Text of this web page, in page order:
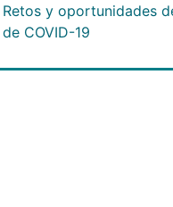
Retos y oportunidades
de COVID-19